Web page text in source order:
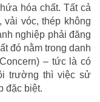
hóa chất. Tất cả
vóc, thép không
nghiệp phải đăng
đó nằm trong danh
– tức là có
trường thì việc sử
đặc biệt.